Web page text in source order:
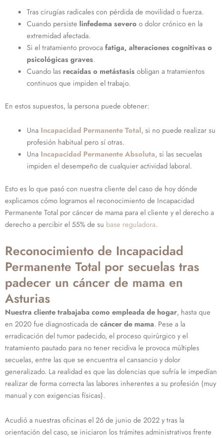
Tras cirugías radicales con pérdida de movilidad o fuerza.
Cuando persiste linfedema severo o dolor crónico en la
extremidad afectada.
Si el tratamiento provoca fatiga, alteraciones cognitivas o
psicológicas graves.
Cuando las recaídas o metástasisobligan a tratamientos
continuos que impiden el trabajo.
En estos supuestos, la persona puede obtener:
Una Incapacidad Permanente Total, si no puede realizar su
profesión habitual pero sí otras.
Una Incapacidad Permanente Absoluta, si las secuelas
impiden el desempeño de cualquier actividad laboral.
Esto es lo que pasó con nuestra cliente del caso de hoy dónde
explicamos cómo logramos el reconocimiento de Incapacidad
Permanente Total por cáncer de mama para el cliente y el derecho a
derecho a percibir el 55% de su base reguladora.
Reconocimiento de Incapacidad
Permanente Total por secuelas tras
padecer un cáncer de mama en
Asturias
Nuestra cliente trabajaba como empleada de hogar, hasta que
en 2020 fue diagnosticada de cáncer de mama. Pese a la
erradicación del tumor padecido, el proceso quirúrgico y el
tratamiento pautado para no tener recidiva le provoca múltiples
secuelas, entre las que se encuentra el cansancio y dolor
generalizado. La realidad es que las dolencias que sufría le impedían
realizar de forma correcta las labores inherentes a su profesión (muy
manual y con exigencias físicas).
Acudió a nuestras oficinas el 26 de junio de 2022 y tras la
orientación del caso, se iniciaron los trámites administrativos frente